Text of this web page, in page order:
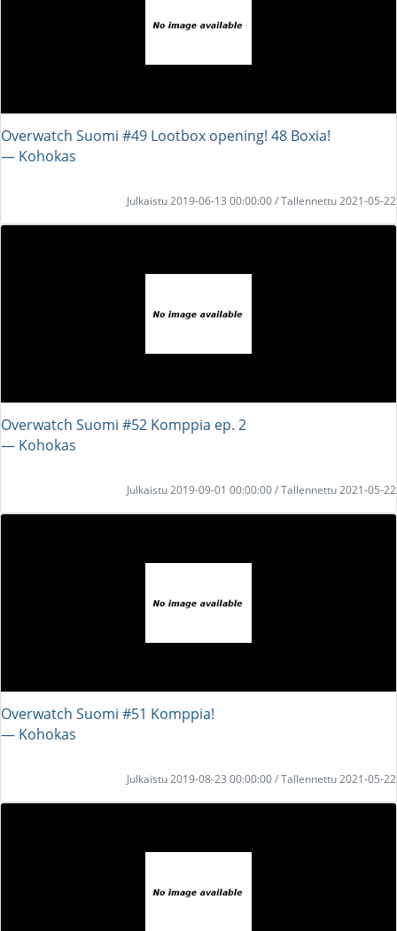
Overwatch Suomi #49 Lootbox opening! 48 Boxia!
― Kohokas
Julkaistu 2019-06-13 00:00:00 / Tallennettu 2021-05-22
Overwatch Suomi #52 Komppia ep. 2
― Kohokas
Julkaistu 2019-09-01 00:00:00 / Tallennettu 2021-05-22
Overwatch Suomi #51 Komppia!
― Kohokas
Julkaistu 2019-08-23 00:00:00 / Tallennettu 2021-05-22